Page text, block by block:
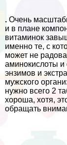
. Очень
и в плане
витаминок
именно те, с
может не
аминокислоты и
энзимов и
мужского
нужно всего 2
хороша, хотя,
обращать